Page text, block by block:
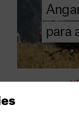
para
humanitária
DOE
AGORA